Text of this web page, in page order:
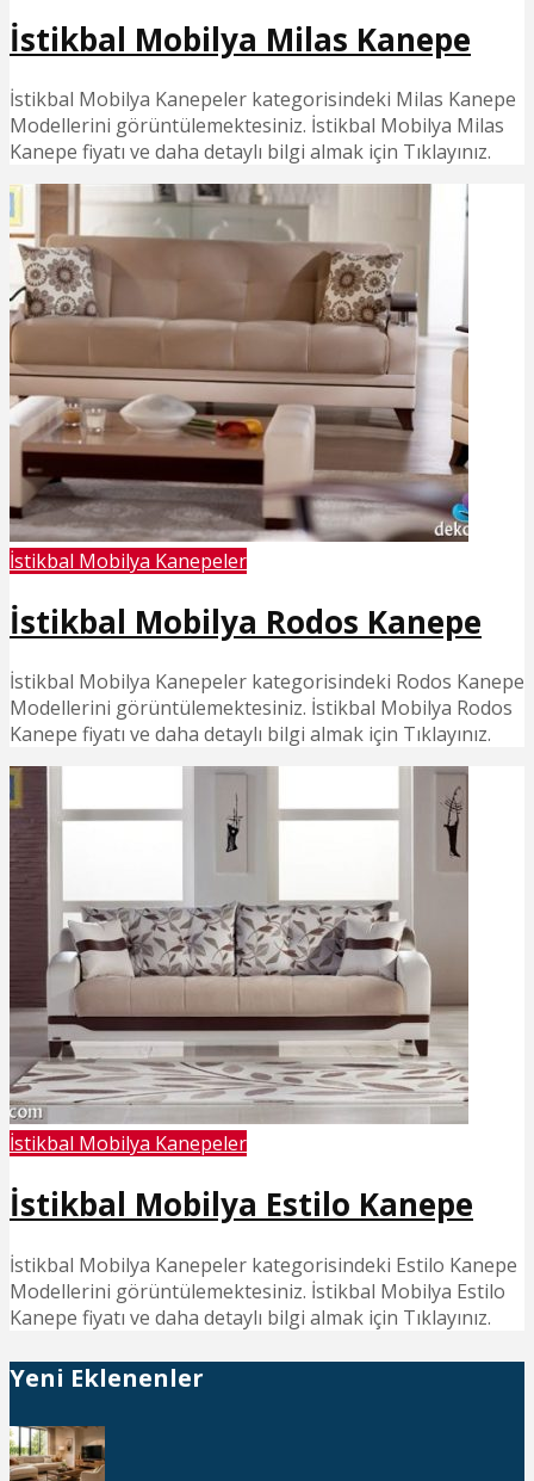
İstikbal Mobilya Milas Kanepe
İstikbal Mobilya Kanepeler kategorisindeki Milas Kanepe
Modellerini görüntülemektesiniz. İstikbal Mobilya Milas
Kanepe fiyatı ve daha detaylı bilgi almak için Tıklayınız.
İstikbal Mobilya Kanepeler
İstikbal Mobilya Rodos Kanepe
İstikbal Mobilya Kanepeler kategorisindeki Rodos Kanepe
Modellerini görüntülemektesiniz. İstikbal Mobilya Rodos
Kanepe fiyatı ve daha detaylı bilgi almak için Tıklayınız.
İstikbal Mobilya Kanepeler
İstikbal Mobilya Estilo Kanepe
İstikbal Mobilya Kanepeler kategorisindeki Estilo Kanepe
Modellerini görüntülemektesiniz. İstikbal Mobilya Estilo
Kanepe fiyatı ve daha detaylı bilgi almak için Tıklayınız.
Yeni Eklenenler